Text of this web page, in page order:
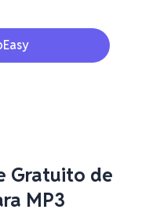
Gratuito de
MP3